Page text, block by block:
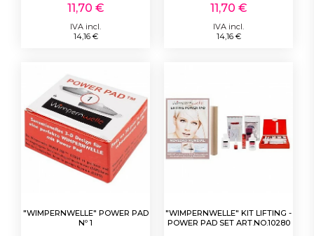
11,70 €
IVA incl.
14,16 €
11,70 €
IVA incl.
14,16 €
"WIMPERNWELLE" POWER PAD
Nº 1
"WIMPERNWELLE" KIT LIFTING -
POWER PAD SET ART.NO.10280